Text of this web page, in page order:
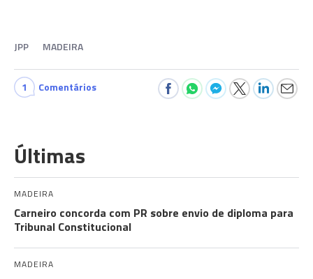
JPP MADEIRA
1 Comentários
Últimas
MADEIRA
Carneiro concorda com PR sobre envio de diploma para
Tribunal Constitucional
MADEIRA